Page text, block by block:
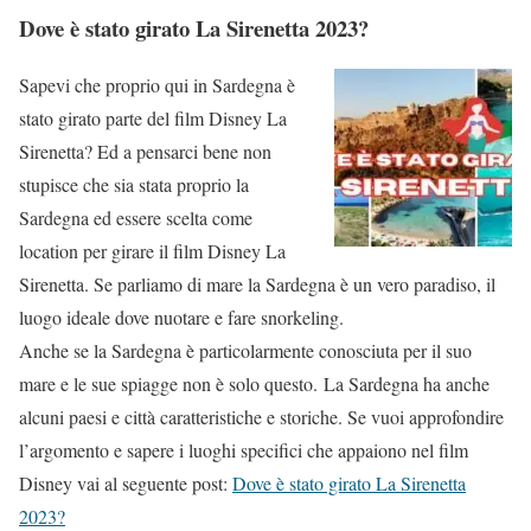
Dove è stato girato La Sirenetta 2023?
Sapevi che proprio qui in Sardegna è
stato girato parte del film Disney La
Sirenetta? Ed a pensarci bene non
stupisce che sia stata proprio la
Sardegna ed essere scelta come
location per girare il film Disney La
Sirenetta. Se parliamo di mare la Sardegna è un vero paradiso, il
luogo ideale dove nuotare e fare snorkeling.
Anche se la Sardegna è particolarmente conosciuta per il suo
mare e le sue spiagge non è solo questo. La Sardegna ha anche
alcuni paesi e città caratteristiche e storiche. Se vuoi approfondire
l’argomento e sapere i luoghi specifici che appaiono nel film
Disney vai al seguente post: Dove è stato girato La Sirenetta
2023?